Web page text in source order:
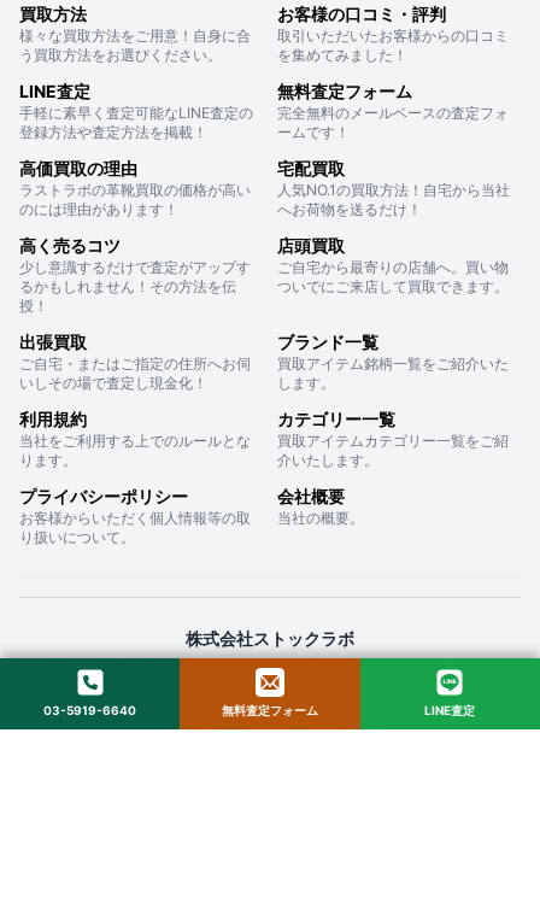
買取方法
様々な買取方法をご用意！自身に合
う買取方法をお選びください。
お客様の口コミ・評判
取引いただいたお客様からの口コミ
を集めてみました！
LINE査定
手軽に素早く査定可能なLINE査定の
登録方法や査定方法を掲載！
無料査定フォーム
完全無料のメールベースの査定フォ
ームです！
高価買取の理由
ラストラボの革靴買取の価格が高い
のには理由があります！
宅配買取
人気NO.1の買取方法！自宅から当社
へお荷物を送るだけ！
高く売るコツ
少し意識するだけで査定がアップす
るかもしれません！その方法を伝
授！
店頭買取
ご自宅から最寄りの店舗へ。買い物
ついでにご来店して買取できます。
出張買取
ご自宅・またはご指定の住所へお伺
いしその場で査定し現金化！
ブランド一覧
買取アイテム銘柄一覧をご紹介いた
します。
利用規約
当社をご利用する上でのルールとな
ります。
カテゴリー一覧
買取アイテムカテゴリー一覧をご紹
介いたします。
プライバシーポリシー
お客様からいただく個人情報等の取
り扱いについて。
会社概要
当社の概要。
株式会社ストックラボ
〒160-0022 東京都新宿区新宿２丁目１２−１６ セントフォービル ２０３
© 2025 StockLab. All Rights Reserved.
03-5919-6640 無料査定フォーム LINE査定